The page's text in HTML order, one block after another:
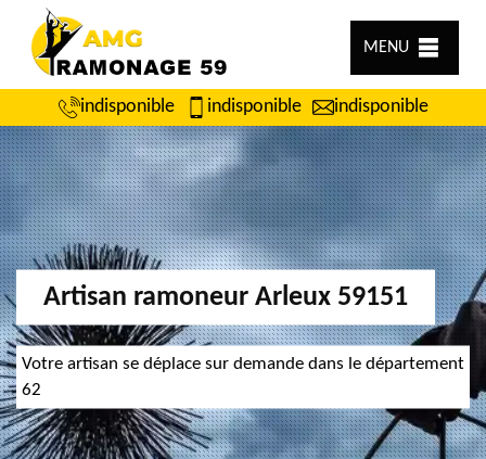
MENU
indisponible indisponible indisponible
Artisan ramoneur Arleux 59151
Votre artisan se déplace sur demande dans le département
62